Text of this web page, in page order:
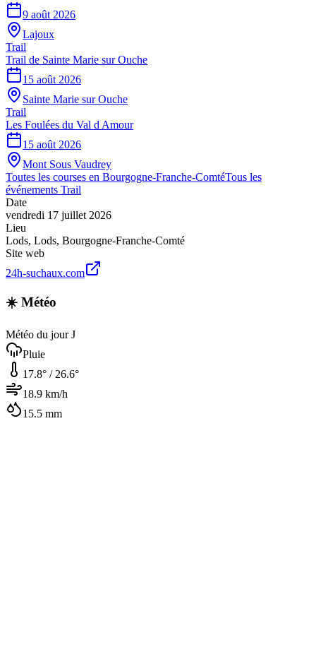
9 août 2026
Lajoux
Trail
Trail de Sainte Marie sur Ouche
15 août 2026
Sainte Marie sur Ouche
Trail
Les Foulées du Val d Amour
15 août 2026
Mont Sous Vaudrey
Toutes les courses en Bourgogne-Franche-ComtéTous les
événements Trail
Date
vendredi 17 juillet 2026
Lieu
Lods, Lods, Bourgogne-Franche-Comté
Site web
24h-suchaux.com
☀️ Météo
Météo du jour J
Pluie
17.8° / 26.6°
18.9 km/h
15.5 mm